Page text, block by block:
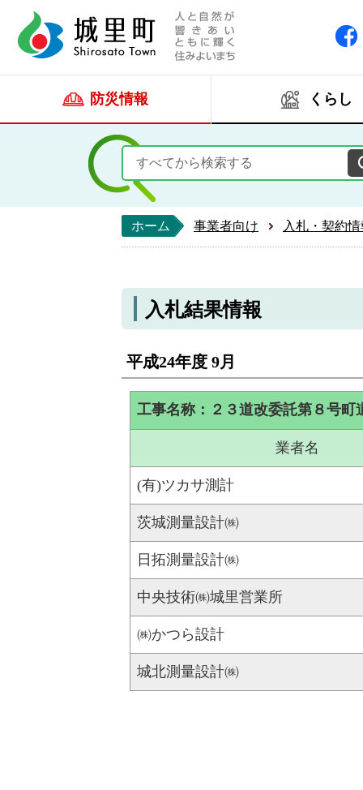
防災情報 くらし
ホーム 事業者向け 入札・契約
入札結果情報
平成24年度 9月
工事名称：２３道改委託第８号
業者名
(有)ツカサ測計
茨城測量設計㈱
日拓測量設計㈱
中央技術㈱城里営業所
㈱かつら設計
城北測量設計㈱